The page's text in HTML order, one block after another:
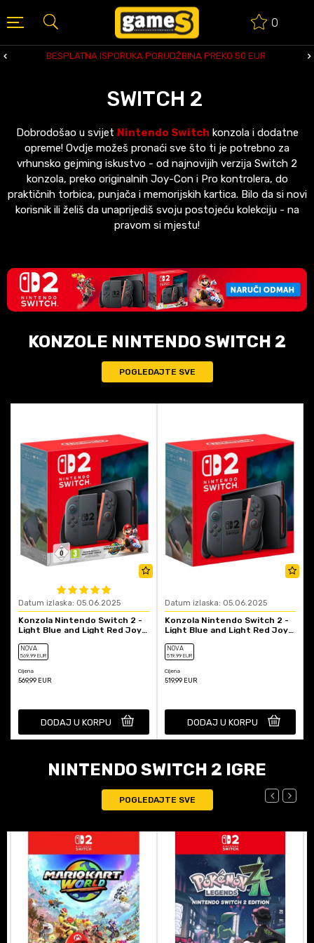
0
BESPLATNA ISPORUKA PORUDŽBINA PREKO 50 EUR
SWITCH 2
Dobrodošao u svijet Nintendo Switch konzola i dodatne
opreme! Ovdje možeš pronaći sve što ti je potrebno za
vrhunsko gejming iskustvo - od najnovijih verzija Switch 2
konzola, preko originalnih Joy-Con i Pro kontrolera, do
praktičnih torbica, punjača i memorijskih kartica. Bilo da si novi
korisnik ili želiš da unaprijediš svoju postojeću kolekciju - na
pravom si mjestu!
KONZOLE NINTENDO SWITCH 2
POGLEDAJTE SVE
Datum izlaska: 05.06.2025
Konzola Nintendo Switch 2 -
Light Blue and Light Red Joy-
NOVA
569 ,99 EUR
Cijena
569,99 EUR
DODAJ U KORPU
Datum izlaska: 05.06.2025
Konzola Nintendo Switch 2 -
Light Blue and Light Red Joy-
NOVA
519 ,99 EUR
Cijena
519,99 EUR
DODAJ U KORPU
NINTENDO SWITCH 2 IGRE
POGLEDAJTE SVE